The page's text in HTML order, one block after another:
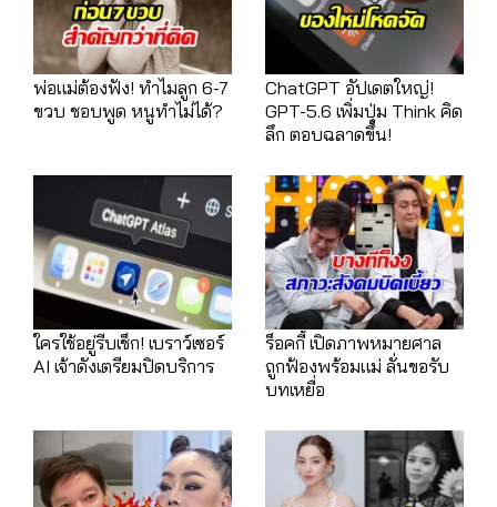
พ่อแม่ต้องฟัง! ทำไมลูก 6-7
ขวบ ชอบพูด หนูทำไม่ได้?
ChatGPT อัปเดตใหญ่!
GPT-5.6 เพิ่มปุ่ม Think คิด
ลึก ตอบฉลาดขึ้น!
ใครใช้อยู่รีบเช็ก! เบราว์เซอร์
AI เจ้าดังเตรียมปิดบริการ
ร็อคกี้ เปิดภาพหมายศาล
ถูกฟ้องพร้อมแม่ ลั่นขอรับ
บทเหยื่อ